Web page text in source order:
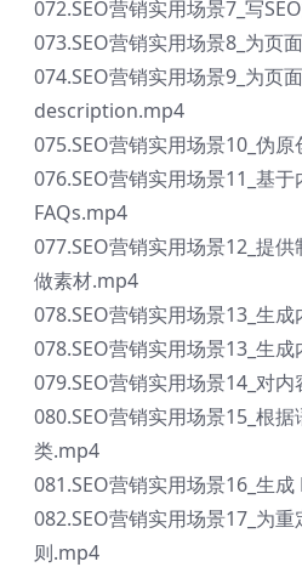
072.SEO营销实用场景7_写
073.SEO营销实用场景8_为页
074.SEO营销实用场景9_为页
description.mp4
075.SEO营销实用场景10_伪
076.SEO营销实用场景11_基
FAQs.mp4
077.SEO营销实用场景12_提
做素材.mp4
078.SEO营销实用场景13_生
078.SEO营销实用场景13_生
079.SEO营销实用场景14_对
080.SEO营销实用场景15_根
类.mp4
081.SEO营销实用场景16_生
082.SEO营销实用场景17_为
则.mp4